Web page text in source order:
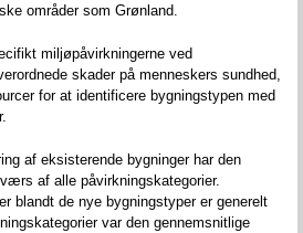
områder som Grønland.
miljøpåvirkningerne ved
skader på menneskers sundhed,
for at identificere bygningstypen med
af eksisterende bygninger har den
af alle påvirkningskategorier.
blandt de nye bygningstyper er generelt
var den gennemsnitlige